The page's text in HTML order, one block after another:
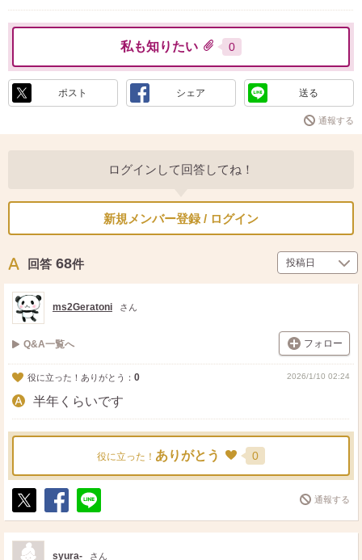
私も知りたい 0
ポスト シェア 送る
通報する
ログインして回答してね！
新規メンバー登録 / ログイン
回答 68件
ms2Geratoni さん
Q&A一覧へ フォロー
役に立った！ありがとう： 0 2026/1/10 02:24
半年くらいです
役に立った！ ありがとう 0
ポ
ス
ト
シ
ェ
送
る
通報する
syura- さん